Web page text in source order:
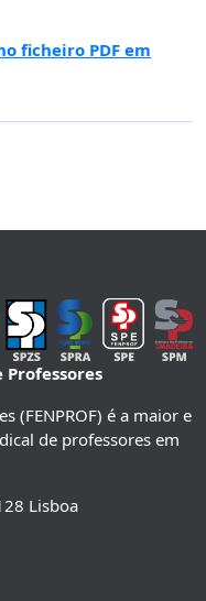
ficheiro PDF em
Professores
(FENPROF) é a maior e
de professores em
Lisboa